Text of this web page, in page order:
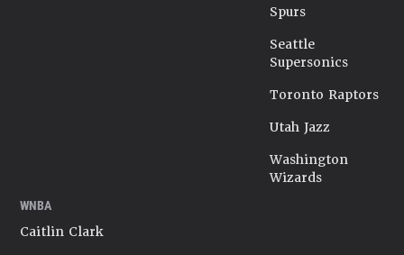
Spurs
Seattle
Supersonics
Toronto Raptors
Utah Jazz
Washington
Wizards
WNBA
Caitlin Clark